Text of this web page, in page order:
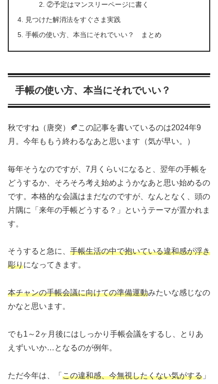
②予定はマンスリーページに書く
見つけた解消法をすぐさま実践
手帳の使い方、本当にそれでいい？ まとめ
手帳の使い方、本当にそれでいい？
秋ですね（唐突）🍂この記事を書いているのは2024年9
月。今年ももう終わるなあと思います（気が早い。）
毎年そうなのですが、7月くらいになると、翌年の手帳を
どうするか、そろそろ考え始めようかなあと思い始めるの
です。本格的な会議はまだなのですが、なんとなく、頭の
片隅に「来年の手帳どうする？」というテーマが置かれま
す。
そうすると急に、 手帳生活の中で抱いている違和感が浮き
彫りになってきます。
本チャンの手帳会議に向けての準備運動みたいな感じなの
かなと思います。
でも1～2ヶ月後にはしっかり手帳会議をするし、とりあ
えずいいか…となるのが例年。
ただ今年は、「 この違和感、今無視したくない気がする 」